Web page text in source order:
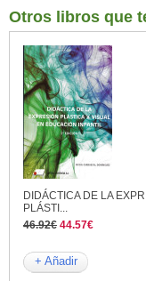
Otros libros que
DIDÁCTICA DE LA
PLÁSTI...
46.92€ 44.57€
+ Añadir